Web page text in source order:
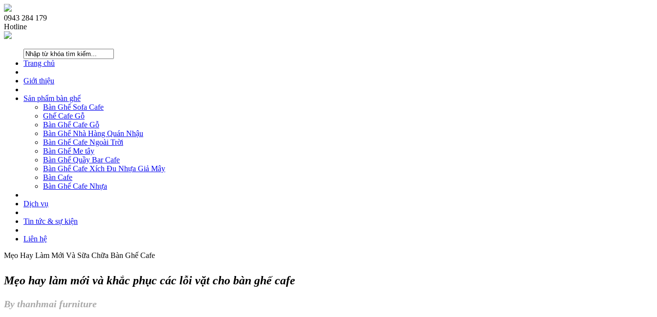
0943 284 179
Hotline
Trang chủ
Giới thiệu
Sản phẩm bàn ghế
Bàn Ghế Sofa Cafe
Ghế Cafe Gỗ
Bàn Ghế Cafe Gỗ
Bàn Ghế Nhà Hàng Quán Nhậu
Bàn Ghế Cafe Ngoài Trời
Bàn Ghế Me tây
Bàn Ghế Quầy Bar Cafe
Bàn Ghế Cafe Xích Đu Nhựa Giả Mây
Bàn Cafe
Bàn Ghế Cafe Nhựa
Dịch vụ
Tin tức & sự kiện
Liên hệ
Mẹo Hay Làm Mới Và Sữa Chữa Bàn Ghế Cafe
Mẹo hay làm mới và khắc phục các lỗi vặt cho bàn ghế cafe
By thanhmai furniture